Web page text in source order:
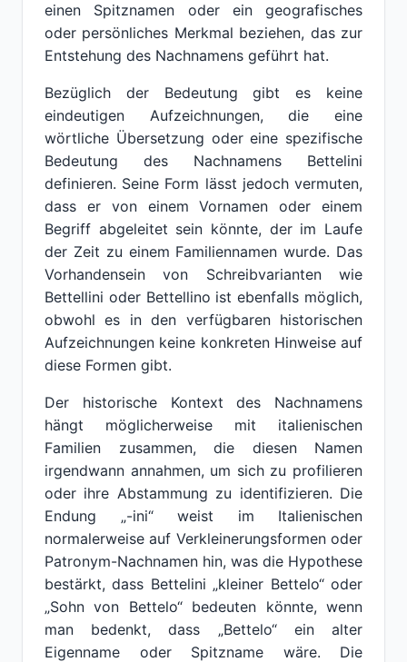
einen Spitznamen oder ein geografisches
oder persönliches Merkmal beziehen, das zur
Entstehung des Nachnamens geführt hat.
Bezüglich der Bedeutung gibt es keine
eindeutigen Aufzeichnungen, die eine
wörtliche Übersetzung oder eine spezifische
Bedeutung des Nachnamens Bettelini
definieren. Seine Form lässt jedoch vermuten,
dass er von einem Vornamen oder einem
Begriff abgeleitet sein könnte, der im Laufe
der Zeit zu einem Familiennamen wurde. Das
Vorhandensein von Schreibvarianten wie
Bettellini oder Bettellino ist ebenfalls möglich,
obwohl es in den verfügbaren historischen
Aufzeichnungen keine konkreten Hinweise auf
diese Formen gibt.
Der historische Kontext des Nachnamens
hängt möglicherweise mit italienischen
Familien zusammen, die diesen Namen
irgendwann annahmen, um sich zu profilieren
oder ihre Abstammung zu identifizieren. Die
Endung „-ini“ weist im Italienischen
normalerweise auf Verkleinerungsformen oder
Patronym-Nachnamen hin, was die Hypothese
bestärkt, dass Bettelini „kleiner Bettelo“ oder
„Sohn von Bettelo“ bedeuten könnte, wenn
man bedenkt, dass „Bettelo“ ein alter
Eigenname oder Spitzname wäre. Die